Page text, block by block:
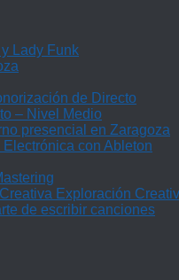
Lady Funk
de Directo
– Nivel Medio
presencial en Zaragoza
con Ableton
Exploración
de escribir canciones